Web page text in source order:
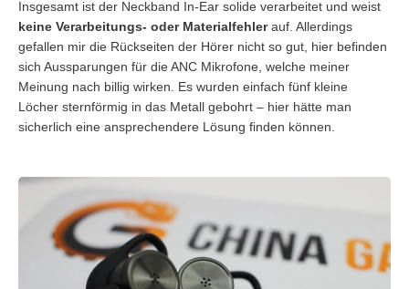
Insgesamt ist der Neckband In-Ear solide verarbeitet und weist
keine Verarbeitungs- oder Materialfehlerauf. Allerdings
gefallen mir die Rückseiten der Hörer nicht so gut, hier befinden
sich Aussparungen für die ANC Mikrofone, welche meiner
Meinung nach billig wirken. Es wurden einfach fünf kleine
Löcher sternförmig in das Metall gebohrt – hier hätte man
sicherlich eine ansprechendere Lösung finden können.